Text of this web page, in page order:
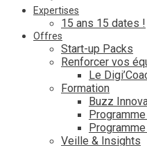
Expertises
15 ans 15 dates !
Offres
Start-up Packs
Renforcer vos
Le
Formation
Buzz
Veille & Insights